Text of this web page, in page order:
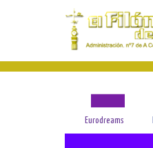
Eurodreams